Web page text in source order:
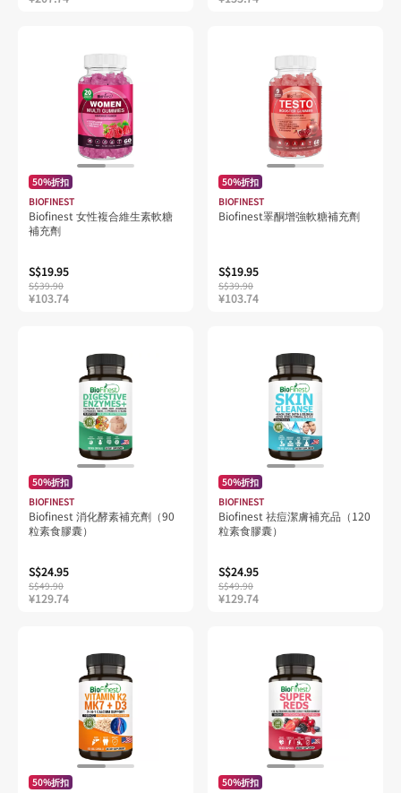
50%折扣
BIOFINEST
Biofinest 女性複合維生素軟糖
補充劑
S$19.95
S$39.90
¥103.74
50%折扣
BIOFINEST
Biofinest睪酮增強軟糖補充劑
S$19.95
S$39.90
¥103.74
50%折扣
BIOFINEST
Biofinest 消化酵素補充劑（90
粒素食膠囊）
S$24.95
S$49.90
¥129.74
50%折扣
BIOFINEST
Biofinest 祛痘潔膚補充品（120
粒素食膠囊）
S$24.95
S$49.90
¥129.74
50%折扣
50%折扣